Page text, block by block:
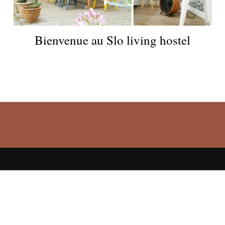
Bienvenue au Slo living hostel